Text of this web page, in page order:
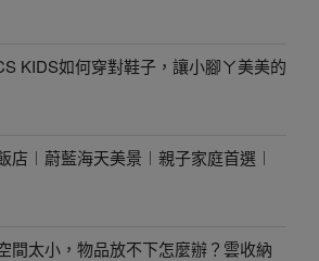
KIDS如何穿對鞋子，讓小腳ㄚ美美的
店︱蔚藍海天美景︱親子家庭首選︱
間太小，物品放不下怎麼辦？雲收納